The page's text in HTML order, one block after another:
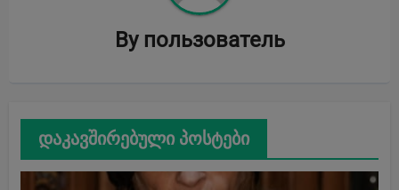
By пользователь
დაკავშირებული პოსტები